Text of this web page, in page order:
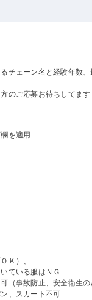
るチェーン名と経験年数
のご応募お待ちしてます
を適用
Ｋ）、
ている服はＮＧ
（事故防止、安全衛生の
、スカート不可